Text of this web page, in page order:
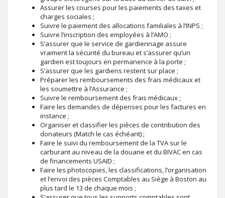
Assurer les courses pour les paiements des taxes et
charges sociales ;
Suivre le paiement des allocations familiales à l’INPS ;
Suivre l’inscription des employées à l’AMO ;
S’assurer que le service de gardiennage assure
vraiment la sécurité du bureau et s’assurer qu’un
gardien est toujours en permanence à la porte ;
S’assurer que les gardiens restent sur place ;
Préparer les remboursements des frais médicaux et
les soumettre à l’Assurance ;
Suivre le remboursement des frais médicaux ;
Faire les demandes de dépenses pour les factures en
instance ;
Organiser et classifier les pièces de contribution des
donateurs (Match le cas échéant) ;
Faire le suivi du remboursement de la TVA sur le
carburant au niveau de la douane et du BIVAC en cas
de financements USAID ;
Faire les photocopies, les classifications, l’organisation
et l’envoi des pièces Comptables au Siège à Boston au
plus tard le 13 de chaque mois ;